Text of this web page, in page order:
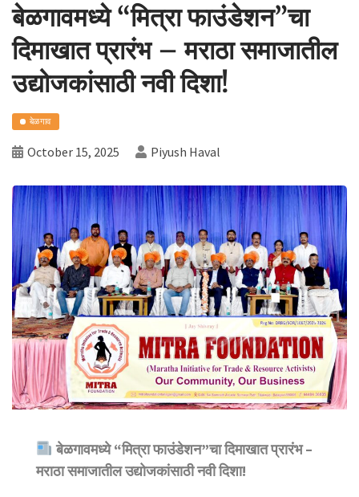
बेळगावमध्ये “मित्रा फाउंडेशन”चा
दिमाखात प्रारंभ – मराठा समाजातील
उद्योजकांसाठी नवी दिशा!
बेळगाव
October 15, 2025 Piyush Haval
बेळगावमध्ये “मित्रा फाउंडेशन”चा दिमाखात प्रारंभ –
मराठा समाजातील उद्योजकांसाठी नवी दिशा!